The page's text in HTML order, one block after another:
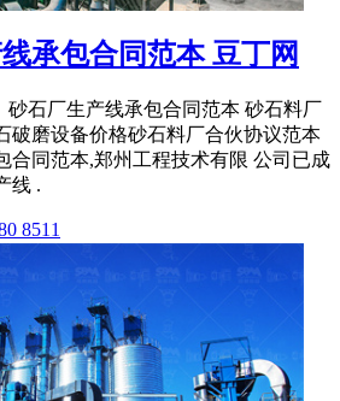
承包合同范本 豆丁网
砂石厂生产线承包合同范本 砂石料厂
破磨设备价格砂石料厂合伙协议范本
合同范本,郑州工程技术有限 公司已成
线 .
8511